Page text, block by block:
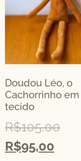
Doudou Léo, o
Cachorrinho em
tecido
R$105,00
R$95,00